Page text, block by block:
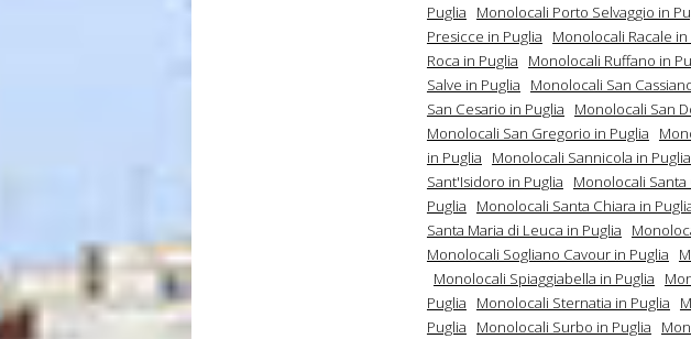
Puglia
Monolocali Porto Selvaggio in
Presicce in Puglia
Monolocali Racale in
Roca in Puglia
Monolocali Ruffano in
Salve in Puglia
Monolocali San
San Cesario in Puglia
Monolocali San
Monolocali San Gregorio in Puglia
in Puglia
Monolocali Sannicola in Puglia
Sant'Isidoro in Puglia
Monolocali Santa
Puglia
Monolocali Santa Chiara in
Santa Maria di Leuca in Puglia
Monolocali Sogliano Cavour in Puglia
Monolocali Spiaggiabella in Puglia
Puglia
Monolocali Sternatia in Puglia
Puglia
Monolocali Surbo in Puglia